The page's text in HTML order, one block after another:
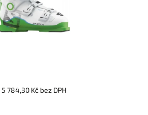
5 784,30 Kč bez DPH